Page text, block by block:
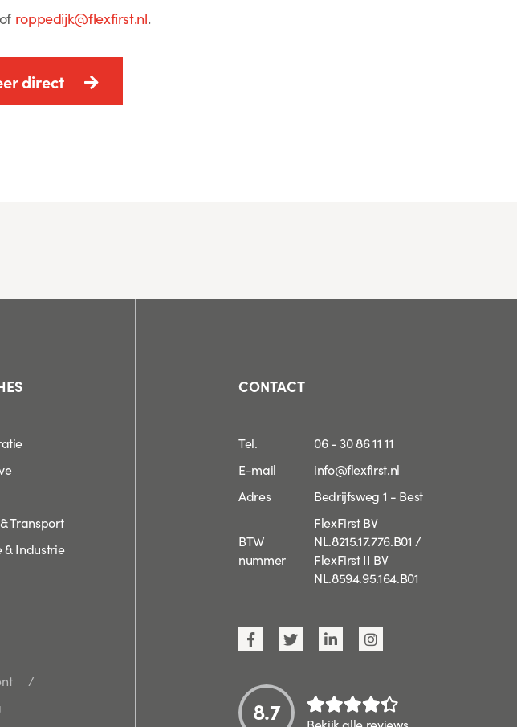
of roppedijk@flexfirst.nl.
direct
Transport
& Industrie
CONTACT
Tel.
06 - 30 86 11 11
E-mail
info@flexfirst.nl
Adres
Bedrijfsweg 1 - Best
BTW
nummer
FlexFirst BV
NL.8215.17.776.B01 /
FlexFirst II BV
NL.8594.95.164.B01
8.7